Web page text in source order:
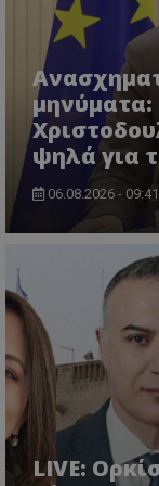
ψηλά για
06.08.2026 - 09:41
LIVE: